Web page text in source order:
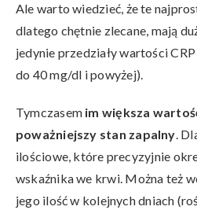
Ale warto wiedzieć, że te
dlatego chętnie zlecane, mają
jedynie przedziały wartości
do 40 mg/dl i powyżej).
Tymczasem im większa
poważniejszy stan zapalny.
ilościowe, które precyzyjnie
wskaźnika we krwi. Można też
jego ilość w kolejnych dniach